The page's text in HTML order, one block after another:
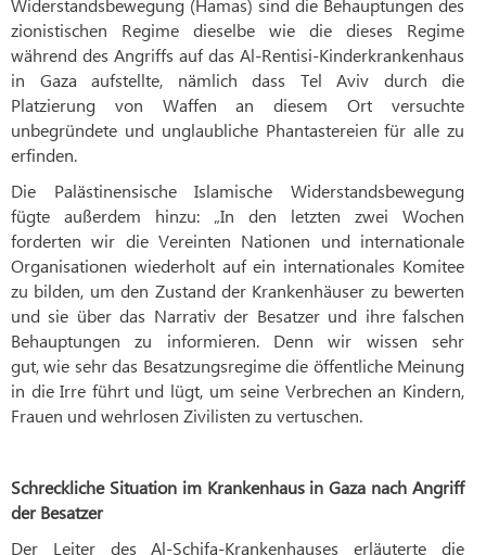
zionistischen Regime dieselbe wie die dieses Regime
während des Angriffs auf das Al-Rentisi-Kinderkrankenhaus
in Gaza aufstellte, nämlich dass Tel Aviv durch die
Platzierung von Waffen an diesem Ort versuchte
unbegründete und unglaubliche Phantastereien für alle zu
erfinden.
Die Palästinensische Islamische Widerstandsbewegung
fügte außerdem hinzu: „In den letzten zwei Wochen
forderten wir die Vereinten Nationen und internationale
Organisationen wiederholt auf ein internationales Komitee
zu bilden, um den Zustand der Krankenhäuser zu bewerten
und sie über das Narrativ der Besatzer und ihre falschen
Behauptungen zu informieren. Denn wir wissen sehr
gut, wie sehr das Besatzungsregime die öffentliche Meinung
in die Irre führt und lügt, um seine Verbrechen an Kindern,
Frauen und wehrlosen Zivilisten zu vertuschen.
Schreckliche Situation im Krankenhaus in Gaza nach Angriff
der Besatzer
Der Leiter des Al-Schifa-Krankenhauses erläuterte die